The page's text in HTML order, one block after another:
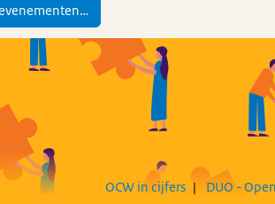
OCW in cijfers DUO -